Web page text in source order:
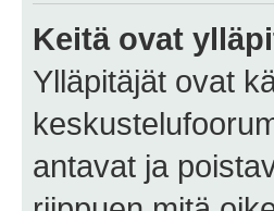
Keitä ovat
Ylläpitäjät ovat
antavat ja